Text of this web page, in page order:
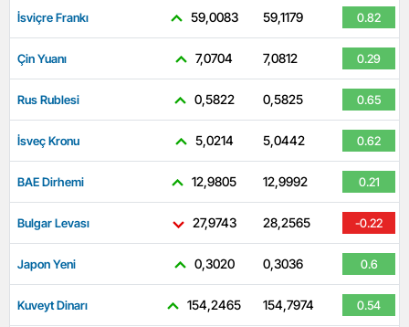
İsviçre Frankı 59,0083 59,1179 0.82
Çin Yuanı 7,0704 7,0812 0.29
Rus Rublesi 0,5822 0,5825 0.65
İsveç Kronu 5,0214 5,0442 0.62
BAE Dirhemi 12,9805 12,9992 0.21
Bulgar Levası 27,9743 28,2565 -0.22
Japon Yeni 0,3020 0,3036 0.6
Kuveyt Dinarı 154,2465 154,7974 0.54